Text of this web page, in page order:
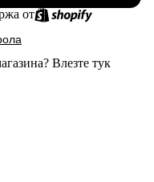
от
Влезте тук